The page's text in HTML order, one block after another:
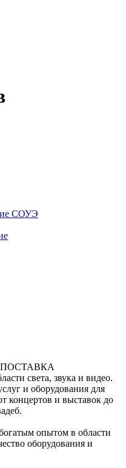
СОУЭ
света, звука и видео.
и оборудования для
концертов и выставок до
опытом в области
оборудования и